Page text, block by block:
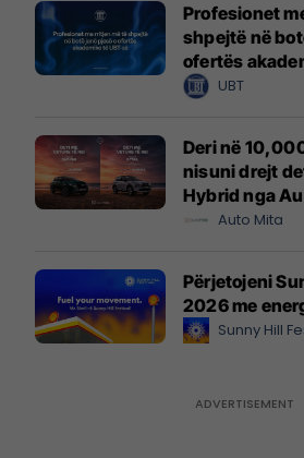
Profesionet
shpejtë në
ofertës
UBT
Deri në
nisuni drejt
Hybrid nga
Auto Mita
Përjetojeni
2026 me
Sunny Hill